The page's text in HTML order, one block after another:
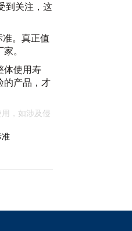
到关注，这
准。真正值
。
体使用寿
的产品，才
，如涉及侵
准